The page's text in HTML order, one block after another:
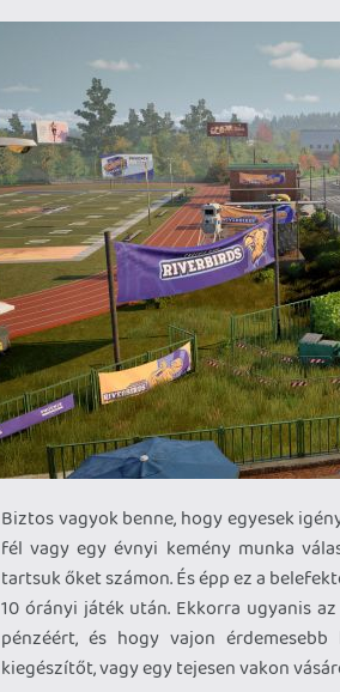
Biztos vagyok benne, hogy egyesek
fél vagy egy évnyi kemény munka
tartsuk őket számon. És épp ez a
10 órányi játék után. Ekkorra ugyanis
pénzéért, és hogy vajon
kiegészítőt, vagy egy tejesen vakon